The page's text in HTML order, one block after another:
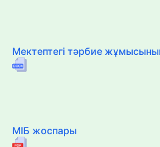
Мектептегі тәрбие жұмысының
МІБ жоспары